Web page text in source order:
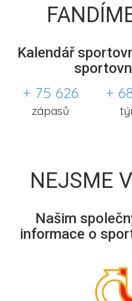
Kalendář
+ 75 626
zápasů
+
NEJSME
Našim
informace o